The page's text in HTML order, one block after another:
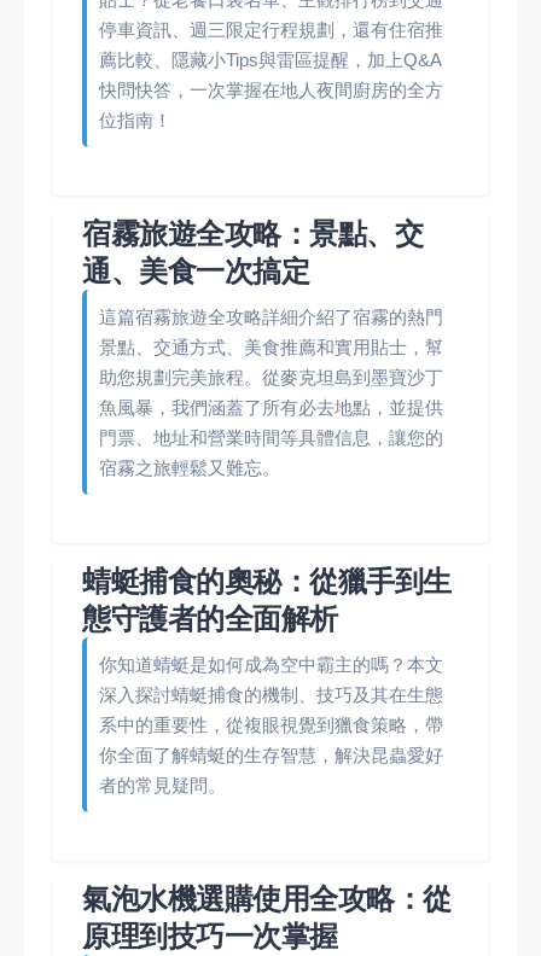
停車資訊、週三限定行程規劃，還有住宿推
薦比較、隱藏小Tips與雷區提醒，加上Q&A
快問快答，一次掌握在地人夜間廚房的全方
位指南！
宿霧旅遊全攻略：景點、交
通、美食一次搞定
這篇宿霧旅遊全攻略詳細介紹了宿霧的熱門
景點、交通方式、美食推薦和實用貼士，幫
助您規劃完美旅程。從麥克坦島到墨寶沙丁
魚風暴，我們涵蓋了所有必去地點，並提供
門票、地址和營業時間等具體信息，讓您的
宿霧之旅輕鬆又難忘。
蜻蜓捕食的奧秘：從獵手到生
態守護者的全面解析
你知道蜻蜓是如何成為空中霸主的嗎？本文
深入探討蜻蜓捕食的機制、技巧及其在生態
系中的重要性，從複眼視覺到獵食策略，帶
你全面了解蜻蜓的生存智慧，解決昆蟲愛好
者的常見疑問。
氣泡水機選購使用全攻略：從
原理到技巧一次掌握